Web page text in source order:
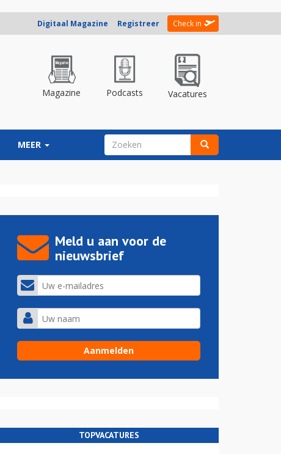
Digitaal Magazine Registreer Check in
Magazine Podcasts Vacatures
MEER ZOEKVELD
Meld u aan voor de
nieuwsbrief
TOPVACATURES